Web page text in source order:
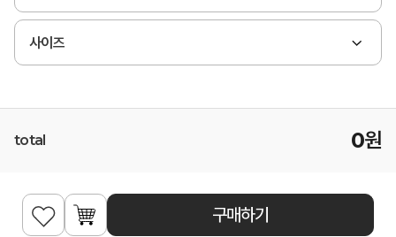
사이즈
total 0원
구매하기